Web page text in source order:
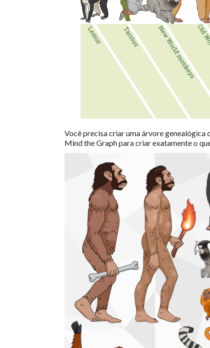
Você precisa criar uma árvore genealógica
Mind the Graph para criar exatamente o